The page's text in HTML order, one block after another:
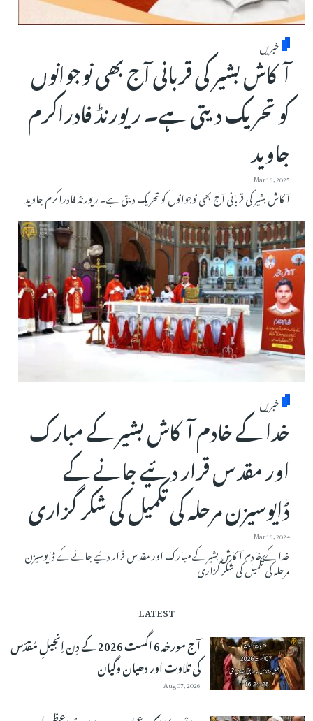
خبریں
آکاش بشیر کی قربانی آج بھی نوجوانوں
کو تحریک دیتی ہے۔ ریورنڈ فادراکرم
جاوید
Mar 16, 2025
آکاش بشیر کی قربانی آج بھی نوجوانوں کو تحریک دیتی ہے۔ ریورنڈ فادراکرم جاوید
خبریں
خدا کے خادم آکاش بشیر کے مبارک
اور مقد س قرار دئیے جانے کے
ڈایوسیزن مرحلہ کی تکمیل کی شکر گزاری
Mar 16, 2024
خدا کے خادم آکاش بشیر کے مبارک اور مقد س قرار دئیے جانے کے ڈایوسیزن
مرحلہ کی تکمیل کی شکر گزاری
LATEST
آج مورخہ 6 اگست 2026 کے دِن اِنجیلِ مُقدّس
کی تلاوت اور دھیان وگیان
Aug 07, 2026